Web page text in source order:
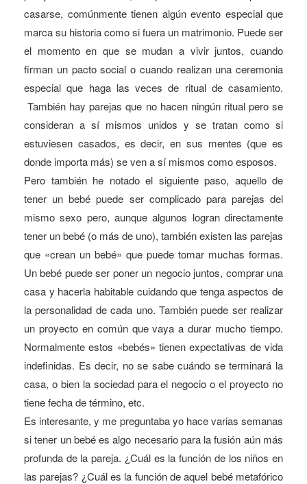
casarse, comúnmente tienen algún evento especial que
marca su historia como si fuera un matrimonio. Puede ser
el momento en que se mudan a vivir juntos, cuando
firman un pacto social o cuando realizan una ceremonia
especial que haga las veces de ritual de casamiento.
También hay parejas que no hacen ningún ritual pero se
consideran a sí mismos unidos y se tratan como si
estuviesen casados, es decir, en sus mentes (que es
donde importa más) se ven a sí mismos como esposos.
Pero también he notado el siguiente paso, aquello de
tener un bebé puede ser complicado para parejas del
mismo sexo pero, aunque algunos logran directamente
tener un bebé (o más de uno), también existen las parejas
que «crean un bebé» que puede tomar muchas formas.
Un bebé puede ser poner un negocio juntos, comprar una
casa y hacerla habitable cuidando que tenga aspectos de
la personalidad de cada uno. También puede ser realizar
un proyecto en común que vaya a durar mucho tiempo.
Normalmente estos «bebés» tienen expectativas de vida
indefinidas. Es decir, no se sabe cuándo se terminará la
casa, o bien la sociedad para el negocio o el proyecto no
tiene fecha de término, etc.
Es interesante, y me preguntaba yo hace varias semanas
si tener un bebé es algo necesario para la fusión aún más
profunda de la pareja. ¿Cuál es la función de los niños en
las parejas? ¿Cuál es la función de aquel bebé metafórico